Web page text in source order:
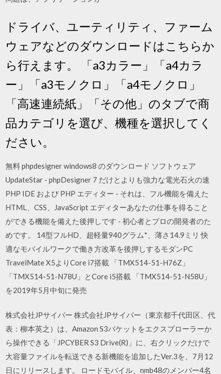
ドライバ、ユーティリティ、ファーム
ウェアなどのダウンロードはこちらか
ら行えます。 「a3カラー」「a4カラ
ー」「a3モノクロ」「a4モノクロ」
「高速連続紙」「その他」のタブで商
品カテゴリを選び、機種を選択してく
ださい。
無料 phpdesigner windows8 のダウンロード ソフトウェア
UpdateStar - phpDesigner 7 だけとよりも強力な電光石火の速
PHP IDE および PHP エディター - それは、フル機能を備えた
HTML、CSS、JavaScript エディターあなたの仕事を得ること
ができる機能を備えた後押しです - 初心者とプロの開発者のた
めです。 14型フルHD、超軽量940グラム*、薄さ14.9ミリ 快
適なモバイルワークで働き方改革を後押しするモダンPC
TravelMate X5よりCore i7搭載 「TMX514-51-H76Z」
「TMX514-51-N78U」とCore i5搭載 「TMX514-51-N58U」
を2019年5月中旬に発売
株式会社JPサイバー 株式会社JPサイバー（東京都千代田区、代
表：柳本英之）は、Amazon S3バケットをエクスプローラーか
ら操作できる「JPCYBER S3 Drive(R)」に、右クリックだけで
大容量ファイルを転送できる新機能を追加したVer.3を、7月12
日にリリースします。 ロードモバイル、nmb48のメンバー4名